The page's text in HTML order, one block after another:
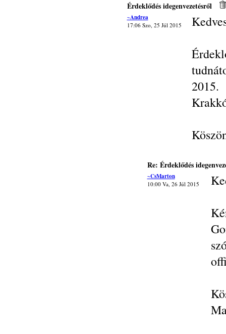
Érdeklődés idegenvezetésről
~Andrea
17:06 Szo, 25 Júl 2015
Re: Érdeklődés
~CsMarton
10:00 Va, 26 Júl 2015